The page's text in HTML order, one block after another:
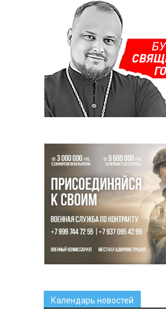
Календарь новостей